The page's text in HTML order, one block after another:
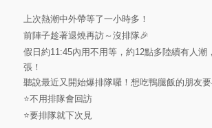
上次熱潮中外帶等了一小時多！
前陣子趁著退燒再訪～沒排隊🎉
假日約11:45內用不用等，約12點多陸續有人潮
張！
聽說最近又開始爆排隊囉！想吃鴨腿飯的朋友
⭐️不用排隊會回訪
⭐️要排隊就下次見